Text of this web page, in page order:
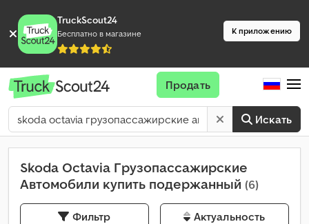
TruckScout24
Бесплатно в магазине К приложению
Искать
Продать
Skoda Octavia Грузопассажирские
Автомобили купить подержанный (6)
Фильтр Актуальность